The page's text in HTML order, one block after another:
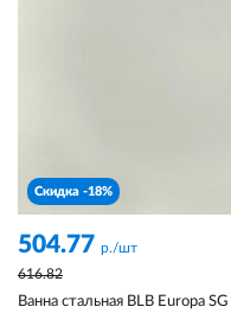
Скидка -18%
504.77 р./шт
616.82
Ванна стальная BLB Europa